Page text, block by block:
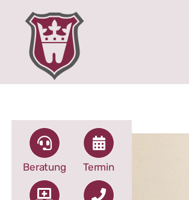
Inhalt
springen
Beratung Termin